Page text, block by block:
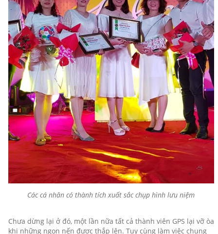
Các cá nhân có thành tích xuất sắc chụp hình lưu niệm
Chưa dừng lại ở đó, một lần nữa tất cả thành viên GPS lại vỡ òa
khi những ngọn nến được thắp lên. Tuy cùng làm việc chung